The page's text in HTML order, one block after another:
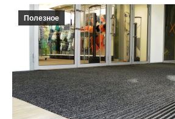
Полезное